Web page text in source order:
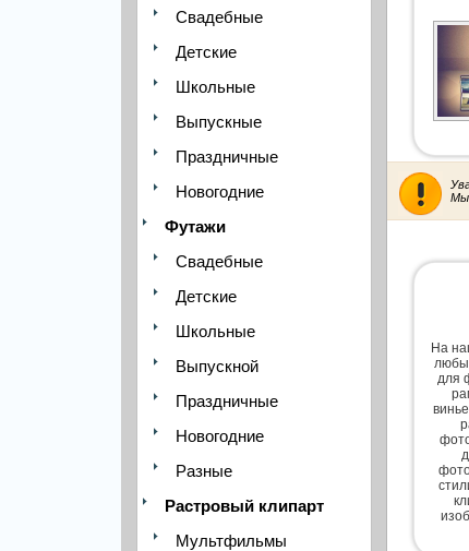
Свадебные
Детские
Школьные
Выпускные
Праздничные
Новогодние
Футажи
Свадебные
Детские
Школьные
Выпускной
Праздничные
Новогодние
Разные
Растровый клипарт
Мультфильмы
Мы
На
для